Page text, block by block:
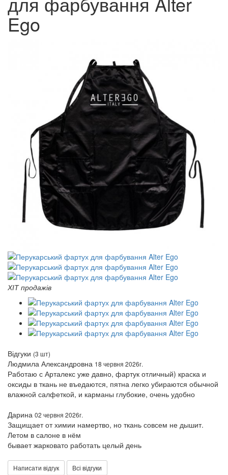
Ego
ХІТ продажів
Відгуки (3 шт)
Людмила Александровна 18 червня 2026г.
Работаю с Арталекс уже давно, фартук отличный) краска и
оксиды в ткань не въедаются, пятна легко убираются обычной
влажной салфеткой, и карманы глубокие, очень удобно
Дарина 02 червня 2026г.
Защищает от химии намертво, но ткань совсем не дышит.
Летом в салоне в нём
бывает жарковато работать целый день
Написати відгук Всі відгуки